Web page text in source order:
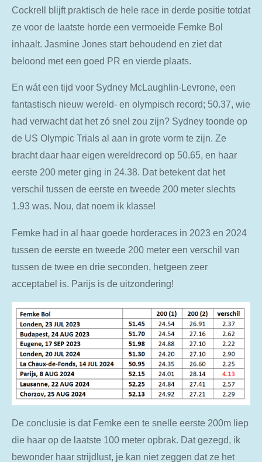
Cockrell blijft praktisch de hele race in derde positie totdat
ze voor de laatste horde een vermoeide Femke Bol
inhaalt. Jasmine Jones start behoudend en ziet dat
beloond met een goed PR en vierde plaats.
En wát een tijd voor Sydney McLaughlin-Levrone, een
fantastisch nieuw wereld- en olympisch record; 50.37, wie
had verwacht dat het zó snel zou zijn? Sydney toonde op
de US Olympic Trials al aan in grote vorm te zijn. Ze
bracht daar haar eigen wereldrecord op 50.65, en haar
eerste 200 meter ging in 24.38. Dat betekent dat het
verschil tussen de eerste en tweede 200 meter slechts
1.93 was. Nou, dat noem ik klasse!
Femke had in al haar goede horderaces in 2023 en 2024
tussen de eerste en tweede 200 meter een verschil van
tussen de twee en drie seconden, hetgeen zeer
acceptabel is. Parijs is de uitzondering!
De conclusie is dat Femke een te snelle eerste 200m liep
die haar op de laatste 100 meter opbrak. Dat gezegd, ik
bewonder haar strijdlust, je kan niet zeggen dat ze het